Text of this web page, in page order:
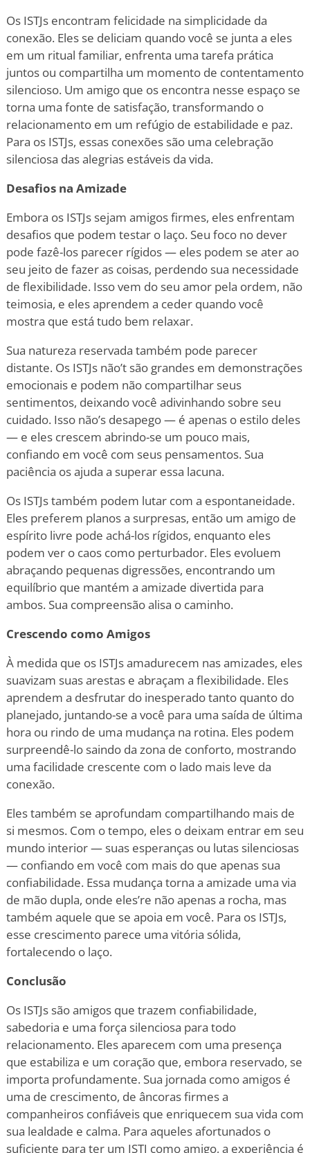
Os ISTJs encontram felicidade na simplicidade da
conexão. Eles se deliciam quando você se junta a eles
em um ritual familiar, enfrenta uma tarefa prática
juntos ou compartilha um momento de contentamento
silencioso. Um amigo que os encontra nesse espaço se
torna uma fonte de satisfação, transformando o
relacionamento em um refúgio de estabilidade e paz.
Para os ISTJs, essas conexões são uma celebração
silenciosa das alegrias estáveis da vida.
Desafios na Amizade
Embora os ISTJs sejam amigos firmes, eles enfrentam
desafios que podem testar o laço. Seu foco no dever
pode fazê-los parecer rígidos — eles podem se ater ao
seu jeito de fazer as coisas, perdendo sua necessidade
de flexibilidade. Isso vem do seu amor pela ordem, não
teimosia, e eles aprendem a ceder quando você
mostra que está tudo bem relaxar.
Sua natureza reservada também pode parecer
distante. Os ISTJs não’t são grandes em demonstrações
emocionais e podem não compartilhar seus
sentimentos, deixando você adivinhando sobre seu
cuidado. Isso não’s desapego — é apenas o estilo deles
— e eles crescem abrindo-se um pouco mais,
confiando em você com seus pensamentos. Sua
paciência os ajuda a superar essa lacuna.
Os ISTJs também podem lutar com a espontaneidade.
Eles preferem planos a surpresas, então um amigo de
espírito livre pode achá-los rígidos, enquanto eles
podem ver o caos como perturbador. Eles evoluem
abraçando pequenas digressões, encontrando um
equilíbrio que mantém a amizade divertida para
ambos. Sua compreensão alisa o caminho.
Crescendo como Amigos
À medida que os ISTJs amadurecem nas amizades, eles
suavizam suas arestas e abraçam a flexibilidade. Eles
aprendem a desfrutar do inesperado tanto quanto do
planejado, juntando-se a você para uma saída de última
hora ou rindo de uma mudança na rotina. Eles podem
surpreendê-lo saindo da zona de conforto, mostrando
uma facilidade crescente com o lado mais leve da
conexão.
Eles também se aprofundam compartilhando mais de
si mesmos. Com o tempo, eles o deixam entrar em seu
mundo interior — suas esperanças ou lutas silenciosas
— confiando em você com mais do que apenas sua
confiabilidade. Essa mudança torna a amizade uma via
de mão dupla, onde eles’re não apenas a rocha, mas
também aquele que se apoia em você. Para os ISTJs,
esse crescimento parece uma vitória sólida,
fortalecendo o laço.
Conclusão
Os ISTJs são amigos que trazem confiabilidade,
sabedoria e uma força silenciosa para todo
relacionamento. Eles aparecem com uma presença
que estabiliza e um coração que, embora reservado, se
importa profundamente. Sua jornada como amigos é
uma de crescimento, de âncoras firmes a
companheiros confiáveis que enriquecem sua vida com
sua lealdade e calma. Para aqueles afortunados o
suficiente para ter um ISTJ como amigo, a experiência é